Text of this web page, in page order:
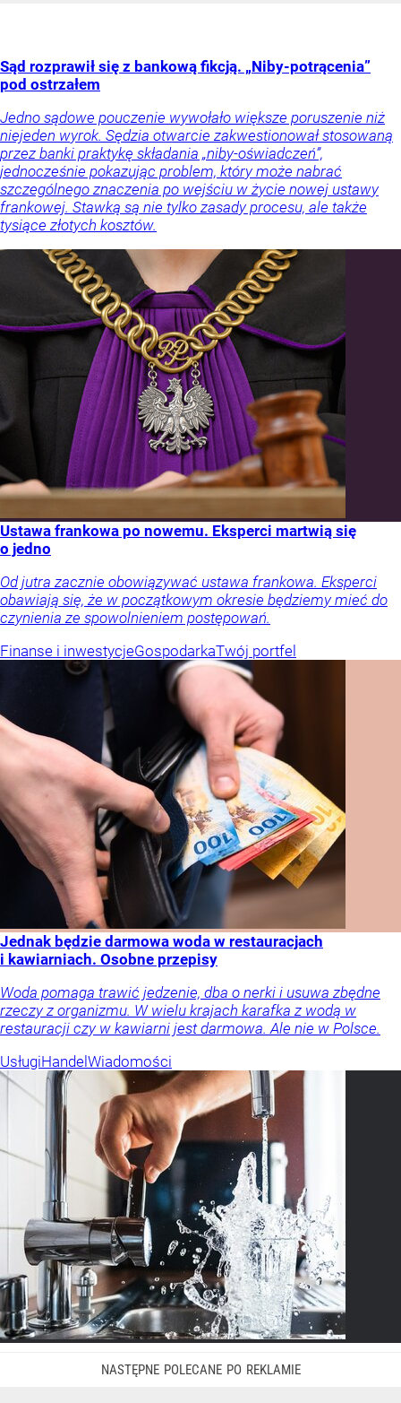
Sąd rozprawił się z bankową fikcją. „Niby-potrącenia”
pod ostrzałem
Jedno sądowe pouczenie wywołało większe poruszenie niż
niejeden wyrok. Sędzia otwarcie zakwestionował stosowaną
przez banki praktykę składania „niby-oświadczeń”,
jednocześnie pokazując problem, który może nabrać
szczególnego znaczenia po wejściu w życie nowej ustawy
frankowej. Stawką są nie tylko zasady procesu, ale także
tysiące złotych kosztów.
Ustawa frankowa po nowemu. Eksperci martwią się
o jedno
Od jutra zacznie obowiązywać ustawa frankowa. Eksperci
obawiają się, że w początkowym okresie będziemy mieć do
czynienia ze spowolnieniem postępowań.
Finanse i inwestycjeGospodarkaTwój portfel
Jednak będzie darmowa woda w restauracjach
i kawiarniach. Osobne przepisy
Woda pomaga trawić jedzenie, dba o nerki i usuwa zbędne
rzeczy z organizmu. W wielu krajach karafka z wodą w
restauracji czy w kawiarni jest darmowa. Ale nie w Polsce.
UsługiHandel Wiadomości